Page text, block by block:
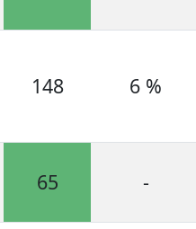
148 6 %
65 -